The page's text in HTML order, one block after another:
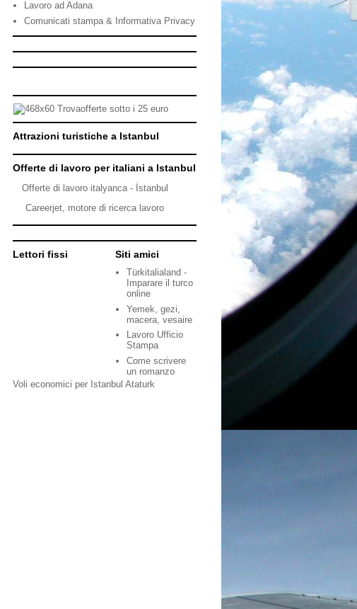
Lavoro ad Adana
Comunicati stampa & Informativa Privacy
Attrazioni turistiche a Istanbul
Offerte di lavoro per italiani a Istanbul
Offerte di lavoro italyanca - İstanbul
Careerjet, motore di ricerca lavoro
Lettori fissi Siti amici
Türkitalialand -
Imparare il turco
online
Yemek, gezi,
macera, vesaire
Lavoro Ufficio
Stampa
Come scrivere
un romanzo
Voli economici per Istanbul Ataturk